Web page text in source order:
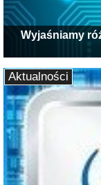
Wyjaśniamy
Aktualności